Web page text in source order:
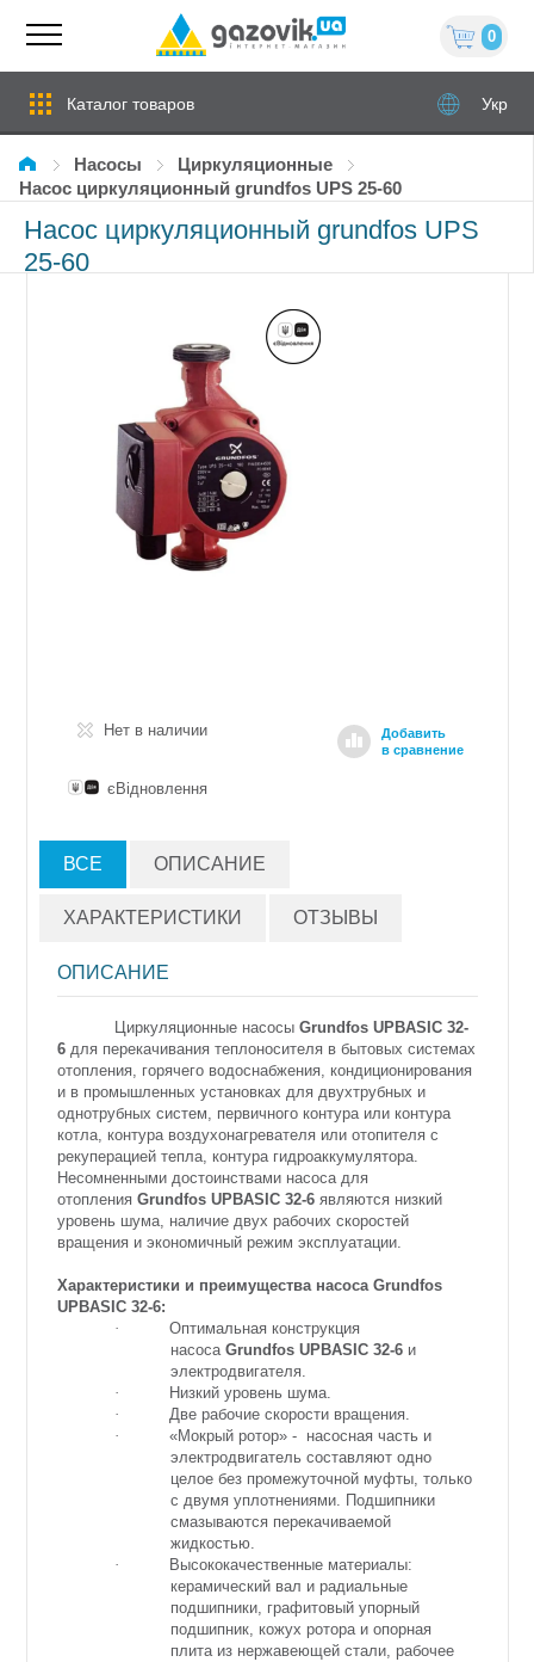
0
Каталог товаров Укр
Насосы
циркуляционные
Насос циркуляционный grundfos UPS 25-60
Насос циркуляционный grundfos UPS
25-60
Добавить
в сравнение
Нет в наличии
єВідновлення
ВСЕ ОПИСАНИЕ
ХАРАКТЕРИСТИКИ ОТЗЫВЫ
ОПИСАНИЕ
Циркуляционные насосы Grundfos UPBASIC 32-
6 для перекачивания теплоносителя в бытовых системах
отопления, горячего водоснабжения, кондиционирования
и в промышленных установках для двухтрубных и
однотрубных систем, первичного контура или контура
котла, контура воздухонагревателя или отопителя с
рекуперацией тепла, контура гидроаккумулятора.
Несомненными достоинствами насоса для
отопления Grundfos UPBASIC 32-6 являются низкий
уровень шума, наличие двух рабочих скоростей
вращения и экономичный режим эксплуатации.
Характеристики и преимущества насоса Grundfos
UPBASIC 32-6:
·
Оптимальная конструкция
насоса Grundfos UPBASIC 32-6и
электродвигателя.
·
Низкий уровень шума.
·
Две рабочие скорости вращения.
·
«Мокрый ротор» - насосная часть и
электродвигатель составляют одно
целое без промежуточной муфты, только
с двумя уплотнениями. Подшипники
смазываются перекачиваемой
жидкостью.
·
Высококачественные материалы:
керамический вал и радиальные
подшипники, графитовый упорный
подшипник, кожух ротора и опорная
плита из нержавеющей стали, рабочее